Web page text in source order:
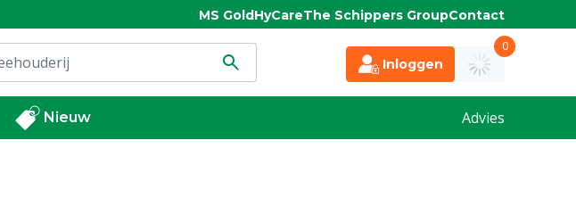
MS GoldHyCareThe Schippers GroupContact
Inloggen
0
Nieuw Advies